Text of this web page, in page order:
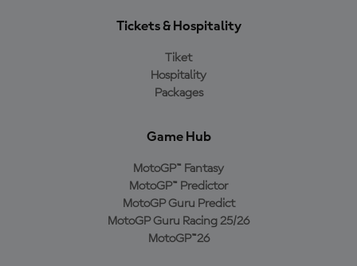
Tickets & Hospitality
Tiket
Hospitality
Packages
Game Hub
MotoGP™ Fantasy
MotoGP™ Predictor
MotoGP Guru Predict
MotoGP Guru Racing 25/26
MotoGP™26